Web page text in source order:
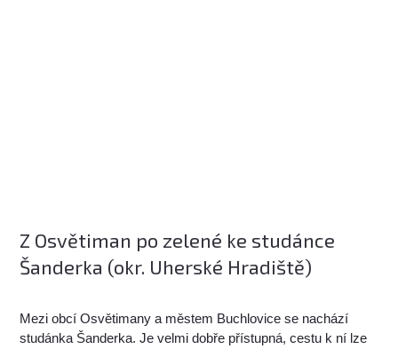
Z Osvětiman po zelené ke studánce
Šanderka (okr. Uherské Hradiště)
Mezi obcí Osvětimany a městem Buchlovice se nachází
studánka Šanderka. Je velmi dobře přístupná, cestu k ní lze